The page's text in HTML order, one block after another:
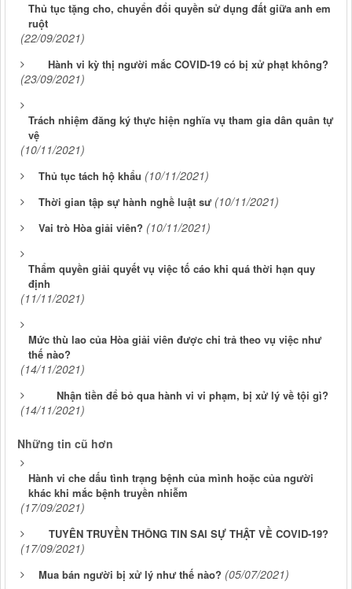
Thủ tục tặng cho, chuyển đổi quyền sử dụng đất giữa anh em
ruột
(22/09/2021)
Hành vi kỳ thị người mắc COVID-19 có bị xử phạt không?
(23/09/2021)
Trách nhiệm đăng ký thực hiện nghĩa vụ tham gia dân quân tự
vệ
(10/11/2021)
Thủ tục tách hộ khẩu (10/11/2021)
Thời gian tập sự hành nghề luật sư (10/11/2021)
Vai trò Hòa giải viên? (10/11/2021)
Thẩm quyền giải quyết vụ việc tố cáo khi quá thời hạn quy
định
(11/11/2021)
Mức thù lao của Hòa giải viên được chi trả theo vụ việc như
thế nào?
(14/11/2021)
Nhận tiền để bỏ qua hành vi vi phạm, bị xử lý về tội gì?
(14/11/2021)
Những tin cũ hơn
Hành vi che dấu tình trạng bệnh của mình hoặc của người
khác khi mắc bệnh truyền nhiễm
(17/09/2021)
TUYÊN TRUYỀN THÔNG TIN SAI SỰ THẬT VỀ COVID-19?
(17/09/2021)
Mua bán người bị xử lý như thế nào? (05/07/2021)